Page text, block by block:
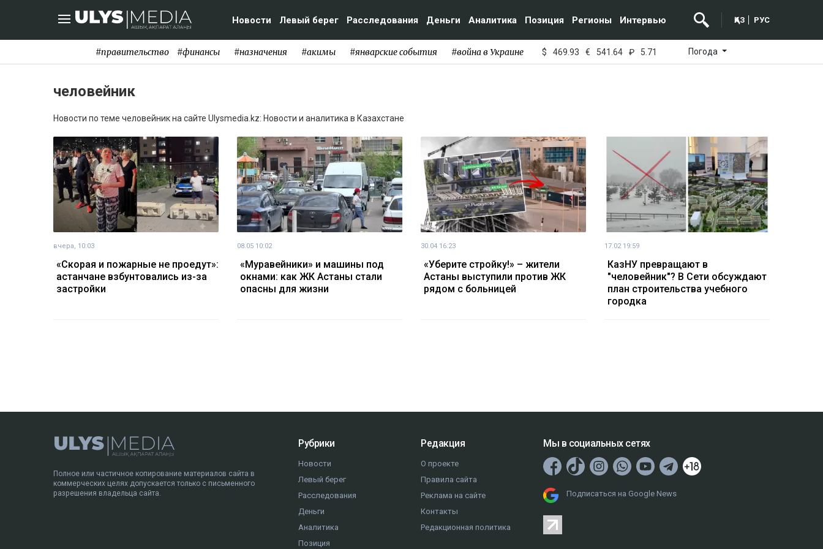
Новости Левый берег Расследования Деньги Аналитика Позиция Регионы Интервью ҚАЗ РУС
#правительство #финансы #назначения #акимы #январские события #война в Украине $ 469.93 € 541.64 ₽ 5.71 Погода
человейник
Новости по теме человейник на сайте Ulysmedia.kz: Новости и аналитика в Казахстане
вчера, 10:03
«Скорая и пожарные не проедут»:
астанчане взбунтовались из-за
застройки
08.05 10:02
«Муравейники» и машины под
окнами: как ЖК Астаны стали
опасны для жизни
30.04 16:23
«Уберите стройку!» – жители
Астаны выступили против ЖК
рядом с больницей
17.02 19:59
КазНУ превращают в
"человейник"? В Сети обсуждают
план строительства учебного
городка
Полное или частичное копирование материалов сайта в
коммерческих целях допускается только с письменного
разрешения владельца сайта.
Рубрики
Новости
Левый берег
Расследования
Деньги
Аналитика
Позиция
Редакция
О проекте
Правила сайта
Реклама на сайте
Контакты
Редакционная политика
Мы в социальных сетях
Подписаться на Google News